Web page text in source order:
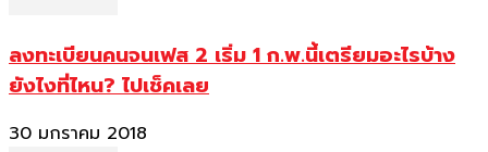
ลงทะเบียนคนจนเฟส 2 เริ่ม 1 ก.พ.นี้เตรียมอะไรบ้าง
ยังไงที่ไหน? ไปเช็คเลย
30 มกราคม 2018